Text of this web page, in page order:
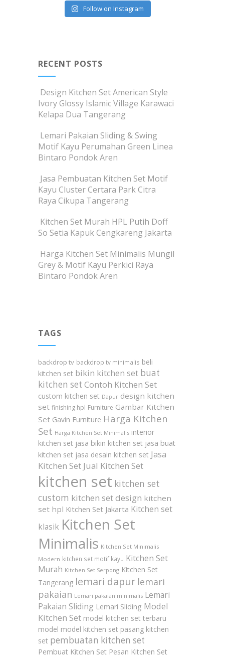
Follow on Instagram
RECENT POSTS
Design Kitchen Set American Style
Ivory Glossy Islamic Village Karawaci
Kelapa Dua Tangerang
Lemari Pakaian Sliding & Swing
Motif Kayu Perumahan Green Linea
Bintaro Pondok Aren
Jasa Pembuatan Kitchen Set Motif
Kayu Cluster Certara Park Citra
Raya Cikupa Tangerang
Kitchen Set Murah HPL Putih Doff
So Setia Kapuk Cengkareng Jakarta
Harga Kitchen Set Minimalis Mungil
Grey & Motif Kayu Perkici Raya
Bintaro Pondok Aren
TAGS
backdrop tv backdrop tv minimalis beli
kitchen set bikin kitchen set buat
kitchen set Contoh Kitchen Set
custom kitchen set Dapur design kitchen
set finishing hpl Furniture Gambar Kitchen
Set Gavin Furniture Harga Kitchen
Set Harga Kitchen Set Minimalis interior
kitchen set jasa bikin kitchen set jasa buat
kitchen set jasa desain kitchen set Jasa
Kitchen Set Jual Kitchen Set
kitchen set kitchen set
custom kitchen set design kitchen
set hpl Kitchen Set Jakarta Kitchen set
klasik Kitchen Set
Minimalis Kitchen Set Minimalis
Modern kitchen set motif kayu Kitchen Set
Murah Kitchen Set Serpong Kitchen Set
Tangerang lemari dapur lemari
pakaian Lemari pakaian minimalis Lemari
Pakaian Sliding Lemari Sliding Model
Kitchen Set model kitchen set terbaru
model model kitchen set pasang kitchen
set pembuatan kitchen set
Pembuat Kitchen Set Pesan Kitchen Set